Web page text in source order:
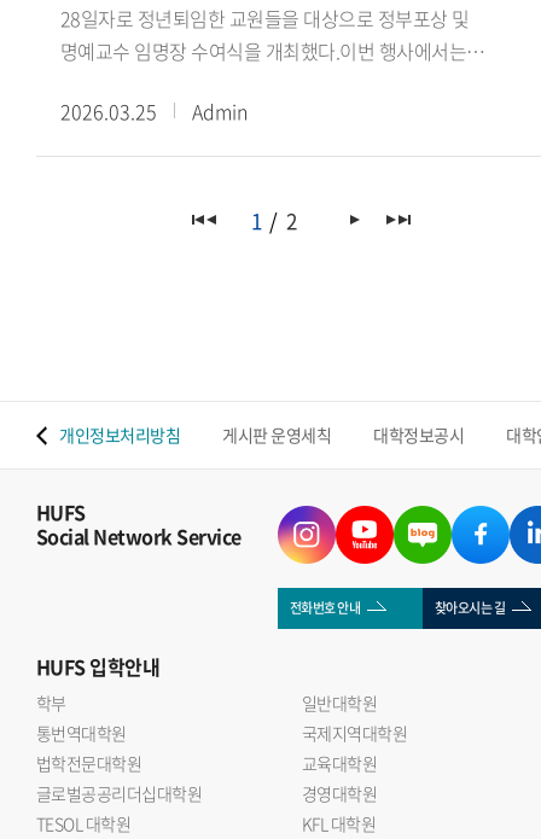
인재를 함께 길러내는 새로운 산학협력 모델이 만들어질
것이다 며, 양 기관의 협력을 통해 AI 분야 공동연구와 현장
교육이 확대되고, 학생들이 미래 산업 환경에 필요한 실무
역량을 갖춘 인재로 성장할 수 있기를 기대한다 고 밝혔다.
현신균 LG CNS 사장은 한국외국어대학교와의 협력을 통해 AI
있을 것으로 기대한다 며 양 기관이 긴밀한 협력을 통해 AI 기술
28일자로 정년퇴임한 교원들을 대상으로 정부포상 및
명예교수 임명장 수여식을 개최했다.이번 행사에서는
수여하고, 그간의 학문적 성과와 대학 발전에 기여한 공로를
기리는 자리가 마련됐다.이번에 명예교수로 추대된 교원은 ▲
이재원 교수 ▲아시아언어문화대학 태국학과 이병도 교수 ▲
교수 ▲공과대학 산업경영공학과 이석룡 교수 ▲서양어대학
포르투갈어과 Maria Joao Amaral 교수 ▲통번역대학원
영어통번역학부 Finn Harvor 교수 등 총 13명이다.이 가운데
박정운 교수는 청조근정훈장, 김상철 교수는 녹조근정훈장,
노택선 교수는 옥조근정훈장, 손기락 교수와 이석룡 교수는
근정포장을 각각 수훈했으며, 김태성 교수는 대통령 표창을
받았다. 또한 이재원 교수, 이종오 교수, Maria Joao Amaral
교수, Finn Harvor 교수는 교육부장관 표창을 수상했다.강기훈
총장은 우리 대학의 발전을 위해 헌신해 주신 교수님들께 깊이
감사드린다 며 앞으로도 본교를 향한 변함없는 관심과 애정을
부탁드린다 고 말했다.이날 행사에는 홍종명 교무처장이 함께
참석했다.출처 : HUFS Today
2026.03.25 Admin
1 2
개인정보처리방침 게시판 운영세칙 대학정보공시 대
HUFS
Social Network Service
전화번호 안내 찾아오시는 길
HUFS입학안내
학부
일반대학원
통번역대학원
국제지역대학원
법학전문대학원
교육대학원
글로벌공공리더십대학원
경영대학원
TESOL 대학원
KFL 대학원